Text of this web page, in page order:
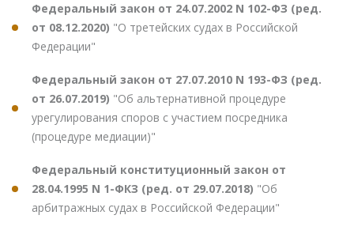
Федеральный закон от 24.07.2002 N 102-ФЗ (ред.
от 08.12.2020) "О третейских судах в Российской
Федерации"
Федеральный закон от 27.07.2010 N 193-ФЗ (ред.
от 26.07.2019) "Об альтернативной процедуре
урегулирования споров с участием посредника
(процедуре медиации)"
Федеральный конституционный закон от
28.04.1995 N 1-ФКЗ (ред. от 29.07.2018) "Об
арбитражных судах в Российской Федерации"